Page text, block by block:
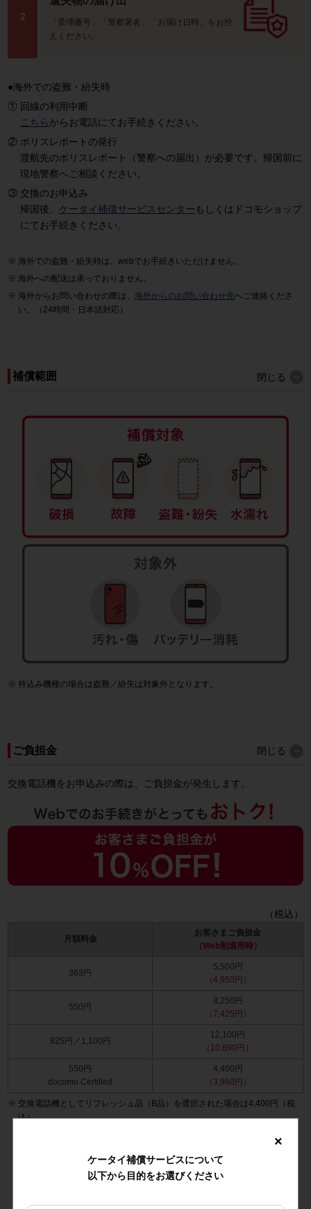
2
「受理番号」「警察署名」「お届け日時」をお控
えください。
●海外での盗難・紛失時
回線の利用中断
こちらからお電話にてお手続きください。
ポリスレポートの発行
渡航先のポリスレポート（警察への届出）が必要です。帰国前に
現地警察へご相談ください。
交換のお申込み
帰国後、 ケータイ補償サービスセンター もしくはドコモショップ
にてお手続きください。
海外での盗難・紛失時は、webでお手続きいただけません。
海外への配送は承っておりません。
海外からお問い合わせの際は、 海外からのお問い合わせ先へご連絡くださ
い。（24時間・日本語対応）
補償範囲 閉じる
持込み機種の場合は盗難／紛失は対象外となります。
ご負担金 閉じる
交換電話機をお申込みの際は、ご負担金が発生します。
（税込）
月額料金
お客さまご負担金
（Web割適用時）
363円
5,500円
（4,950円）
550円
8,250円
（7,425円）
825円／1,100円
12,100円
（10,890円）
550円
docomo Certified
4,400円
（3,960円）
交換電話機としてリフレッシュ品（B品）を選択された場合は4,400円（税
込）
＼補償コースのご契約状況はこちらから／
My docomoへ
×
ケータイ補償サービスについて
以下から目的をお選びください